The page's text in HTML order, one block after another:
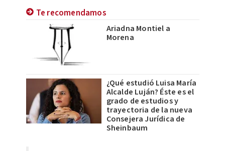
Te recomendamos
Ariadna Montiel a
Morena
¿Qué estudió Luisa María
Alcalde Luján? Éste es el
grado de estudios y
trayectoria de la nueva
Consejera Jurídica de
Sheinbaum